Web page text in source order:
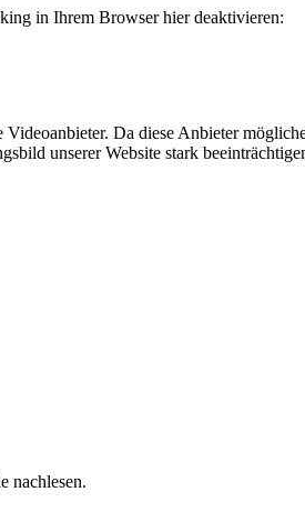
in Ihrem Browser hier deaktivieren:
Da diese Anbieter
unserer Website stark
nachlesen.